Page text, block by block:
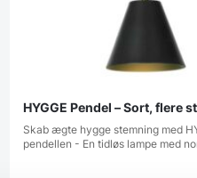
HYGGE Pendel – Sort, flere
Skab ægte hygge stemning med
pendellen - En tidløs lampe med